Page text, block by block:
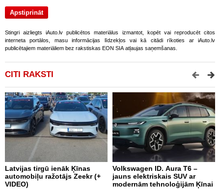
Stingri aizliegts iAuto.lv publicētos materiālus izmantot, kopēt vai reproducēt citos
interneta portālos, masu informācijas līdzekļos vai kā citādi rīkoties ar iAuto.lv
publicētajiem materiāliem bez rakstiskas EON SIA atļaujas saņemšanas.
CITI RAKSTI
Latvijas tirgū ienāk Ķīnas
automobiļu ražotājs Zeekr (+
VIDEO)
Volkswagen ID. Aura T6 –
jauns elektriskais SUV ar
modernām tehnoloģijām Ķīnai